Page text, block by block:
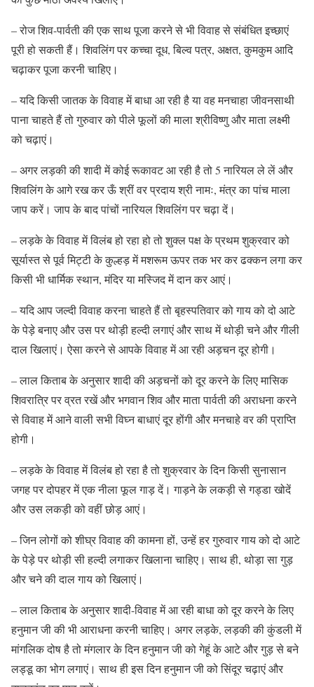
– रोज शिव-पार्वती की एक साथ पूजा करने से भी विवाह से संबंधित इच्छाएं
पूरी हो सकती हैं। शिवलिंग पर कच्चा दूध, बिल्व पत्र, अक्षत, कुमकुम आदि
चढ़ाकर पूजा करनी चाहिए।
– यदि किसी जातक के विवाह में बाधा आ रही है या वह मनचाहा जीवनसाथी
पाना चाहते हैं तो गुरुवार को पीले फूलों की माला श्रीविष्णु और माता लक्ष्मी
को चढ़ाएं।
– अगर लड़की की शादी में कोई रूकावट आ रही है तो 5 नारियल ले लें और
शिवलिंग के आगे रख कर ऊँ श्रीं वर प्रदाय श्री नामः, मंत्र का पांच माला
जाप करें। जाप के बाद पांचों नारियल शिवलिंग पर चढ़ा दें।
– लड़के के विवाह में विलंब हो रहा हो तो शुक्ल पक्ष के प्रथम शुक्रवार को
सूर्यास्त से पूर्व मिट्टी के कुल्हड़ में मशरूम ऊपर तक भर कर ढक्कन लगा कर
किसी भी धार्मिक स्थान, मंदिर या मस्जिद में दान कर आएं।
– यदि आप जल्दी विवाह करना चाहते हैं तो बृहस्पतिवार को गाय को दो आटे
के पेड़े बनाए और उस पर थोड़ी हल्दी लगाएं और साथ में थोड़ी चने और गीली
दाल खिलाएं। ऐसा करने से आपके विवाह में आ रही अड़चन दूर होगी।
– लाल किताब के अनुसार शादी की अड़चनों को दूर करने के लिए मासिक
शिवरात्रि पर व्रत रखें और भगवान शिव और माता पार्वती की अराधना करने
से विवाह में आने वाली सभी विघ्न बाधाएं दूर होंगी और मनचाहे वर की प्राप्ति
होगी।
– लड़के के विवाह में विलंब हो रहा है तो शुक्रवार के दिन किसी सुनासान
जगह पर दोपहर में एक नीला फूल गाड़ दें। गाड़ने के लकड़ी से गड्डा खोदें
और उस लकड़ी को वहीं छोड़ आएं।
– जिन लोगों को शीघ्र विवाह की कामना हों, उन्हें हर गुरुवार गाय को दो आटे
के पेड़े पर थोड़ी सी हल्दी लगाकर खिलाना चाहिए। साथ ही, थोड़ा सा गुड़
और चने की दाल गाय को खिलाएं।
– लाल किताब के अनुसार शादी-विवाह में आ रही बाधा को दूर करने के लिए
हनुमान जी की भी आराधना करनी चाहिए। अगर लड़के, लड़की की कुंडली में
मांगलिक दोष है तो मंगलार के दिन हनुमान जी को गेहूं के आटे और गुड़ से बने
लड्डू का भोग लगाएं। साथ ही इस दिन हनुमान जी को सिंदूर चढ़ाएं और